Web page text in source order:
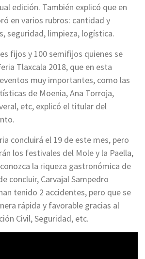
edición. También explicó que en
en varios rubros: cantidad y
seguridad, limpieza, logística.
fijos y 100 semifijos quienes se
Tlaxcala 2018, que en esta
muy importantes, como las
de Moenia, Ana Torroja,
etc, explicó el titular del
concluirá el 19 de este mes, pero
los festivales del Mole y la Paella,
la riqueza gastronómica de
concluir, Carvajal Sampedro
tenido 2 accidentes, pero que se
rápida y favorable gracias al
Civil, Seguridad, etc.